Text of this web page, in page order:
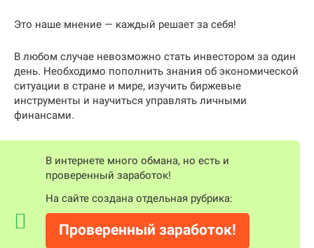
Это наше мнение — каждый решает за себя!
В любом случае невозможно стать инвестором за один
день. Необходимо пополнить знания об экономической
ситуации в стране и мире, изучить биржевые
инструменты и научиться управлять личными
финансами.
В интернете много обмана, но есть и
проверенный заработок!
На сайте создана отдельная рубрика:
Проверенный заработок!